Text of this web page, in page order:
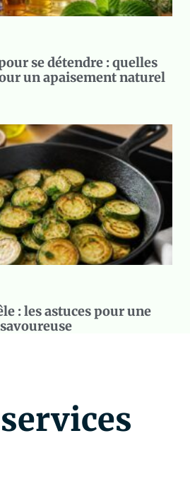
se détendre : quelles
un apaisement naturel
: les astuces pour une